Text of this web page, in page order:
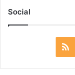
Social
S